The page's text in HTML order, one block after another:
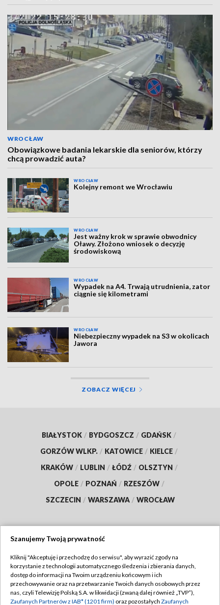
WROCŁAW
Obowiązkowe badania lekarskie dla seniorów, którzy
chcą prowadzić auta?
WROCŁAW
Kolejny remont we Wrocławiu
WROCŁAW
Jest ważny krok w sprawie obwodnicy
Oławy. Złożono wniosek o decyzję
środowiskową
WROCŁAW
Wypadek na A4. Trwają utrudnienia, zator
ciągnie się kilometrami
WROCŁAW
Niebezpieczny wypadek na S3 w okolicach
Jawora
ZOBACZ WIĘCEJ
BIAŁYSTOK / BYDGOSZCZ / GDAŃSK /
GORZÓW WLKP. / KATOWICE / KIELCE /
KRAKÓW / LUBLIN / ŁÓDŹ / OLSZTYN /
OPOLE / POZNAŃ / RZESZÓW /
SZCZECIN / WARSZAWA / WROCŁAW
TVP
Abonament TVP
Emisja w TVP
Regulamin TVP
Polityka prywatności
Szanujemy Twoją prywatność
Kliknij "Akceptuję i przechodzę do serwisu", aby wyrazić zgody na
korzystanie z technologii automatycznego śledzenia i zbierania danych,
dostęp do informacji na Twoim urządzeniu końcowym i ich
przechowywanie oraz na przetwarzanie Twoich danych osobowych przez
nas, czyli Telewizję Polską S.A. w likwidacji (zwaną dalej również „TVP”),
Zaufanych Partnerów z IAB* (1201 firm) oraz pozostałych Zaufanych